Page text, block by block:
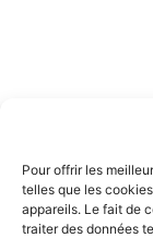
Pour offrir les
telles que les
appareils. Le fait de
traiter des données